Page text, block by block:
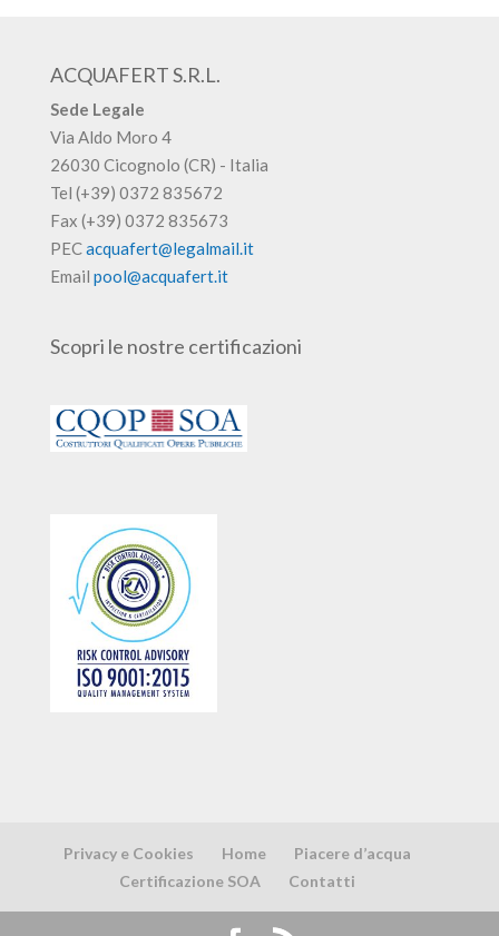
ACQUAFERT S.R.L.
Sede Legale
Via Aldo Moro 4
26030 Cicognolo (CR) - Italia
Tel (+39) 0372 835672
Fax (+39) 0372 835673
PECacquafert@legalmail.it
Email pool@acquafert.it
Scopri le nostre certificazioni
Privacy e Cookies Home
Piacere d’acqua
Certificazione SOA
Contatti